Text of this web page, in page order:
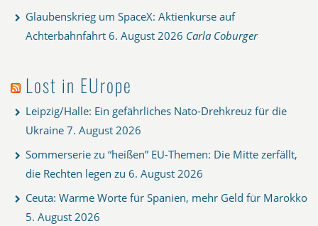
Glaubenskrieg um SpaceX: Aktienkurse auf
Achterbahnfahrt 6. August 2026 Carla Coburger
Lost in EUrope
Leipzig/Halle: Ein gefährliches Nato-Drehkreuz für die
Ukraine 7. August 2026
Sommerserie zu “heißen” EU-Themen: Die Mitte zerfällt,
die Rechten legen zu 6. August 2026
Ceuta: Warme Worte für Spanien, mehr Geld für Marokko
5. August 2026